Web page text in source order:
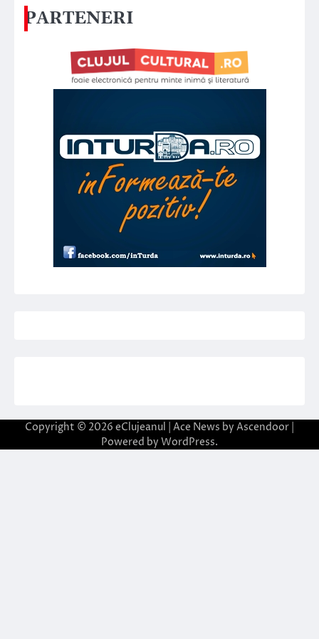
PARTENERI
Copyright © 2026 eClujeanul | Ace News by Ascendoor
Powered by WordPress.